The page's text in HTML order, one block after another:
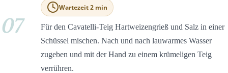
Wartezeit 2 min
07
Für den Cavatelli-Teig Hartweizengrieß und Salz in einer
Schüssel mischen. Nach und nach lauwarmes Wasser
zugeben und mit der Hand zu einem krümeligen Teig
verrühren.